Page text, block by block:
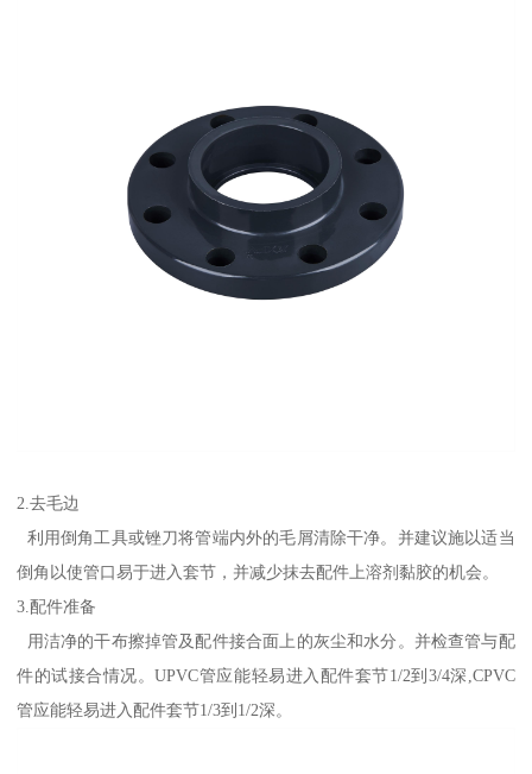
2.去毛边
利用倒角工具或锉刀将管端内外的毛屑清除干净。并建议施以适当
倒角以使管口易于进入套节，并减少抹去配件上溶剂黏胶的机会。
3.配件准备
用洁净的干布擦掉管及配件接合面上的灰尘和水分。并检查管与配
件的试接合情况。UPVC管应能轻易进入配件套节1/2到3/4深,CPVC
管应能轻易进入配件套节1/3到1/2深。